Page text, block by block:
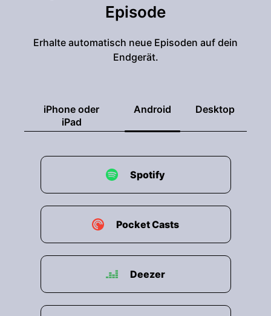
Episode
Erhalte automatisch neue Episoden auf dein
Endgerät.
iPhone oder
iPad
Android Desktop
Spotify
Pocket Casts
Deezer